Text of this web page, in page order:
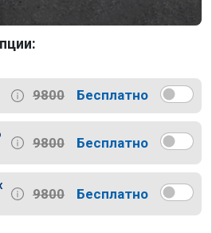
9800 Бесплатно
9800 Бесплатно
9800 Бесплатно